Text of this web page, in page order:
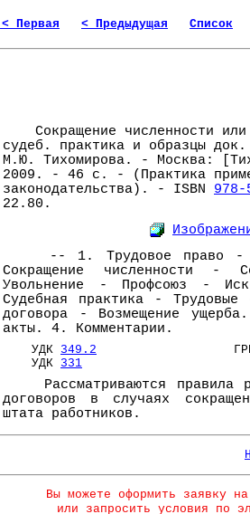
|< Первая < Предыдущая Список
Сокращение численности
судеб. практика и образцы
М.Ю. Тихомирова. - Москва:
2009. - 46 с. - (Практика
законодательства). - ISBN 978-
22.80.
-- 1. Трудовое право -
Сокращение численности -
Увольнение - Профсоюз -
Судебная практика - Трудовые
договора - Возмещение
акты. 4. Комментарии.
УДК 349.2
УДК 331
Рассматриваются правила
договоров в случаях
штата работников.
Вы можете оформить заявку
или запросить условия по